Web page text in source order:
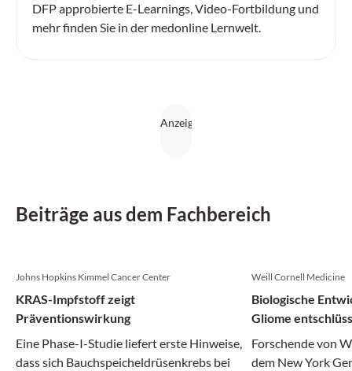
DFP approbierte E-Learnings, Video-Fortbildung und
mehr finden Sie in der medonline Lernwelt.
Beiträge aus dem Fachbereich
Johns Hopkins Kimmel Cancer Center
KRAS-Impfstoff zeigt
Präventionswirkung
Eine Phase-I-Studie liefert erste Hinweise,
dass sich Bauchspeicheldrüsenkrebs bei
Weill Cornell Medicine
Biologische
Gliome
Forschende von
dem New York